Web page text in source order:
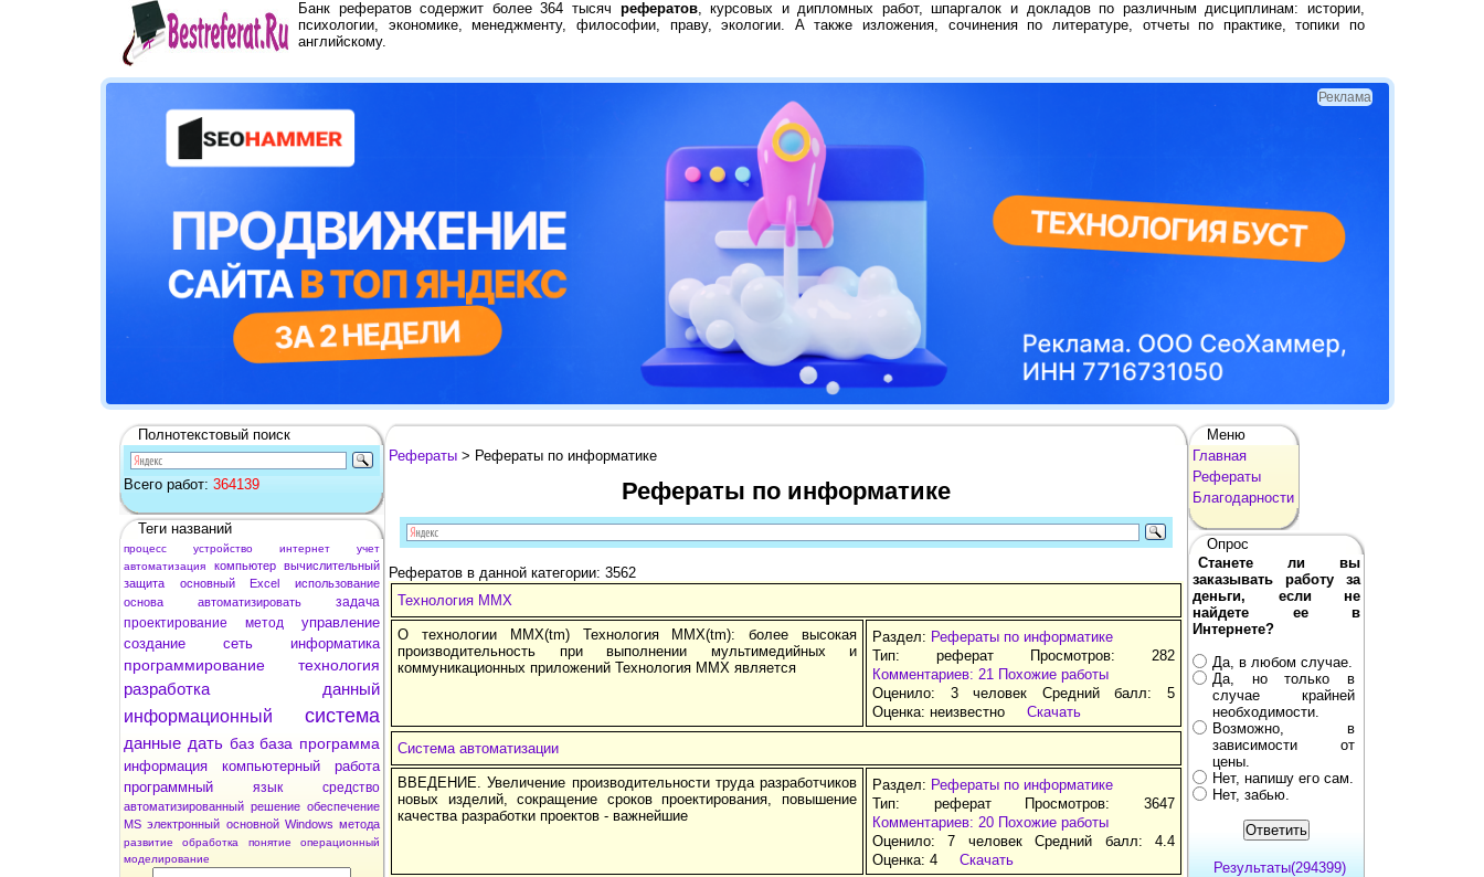
Банк рефератов содержит более 364 тысяч рефератов, курсовых и дипломных работ, шпаргалок и докладов по различным дисциплинам: истории,
психологии, экономике, менеджменту, философии, праву, экологии. А также изложения, сочинения по литературе, отчеты по практике, топики по
английскому.
Реклама
Полнотекстовый поиск
Всего работ: 364139
Теги названий
процесс устройство интернет
учет
автоматизация
компьютер
вычислительный
защита
основный Excel
использование
основа
автоматизировать
задача
проектирование
метод
управление
создание
сеть информатика
программирование технология
разработка
данный
информационный
система
данные дать баз база программа
информация компьютерный
работа
программный
язык средство
автоматизированный решение обеспечение
MS электронный основной Windows метода
развитие обработка понятие
операционный
моделирование
Рефераты > Рефераты по информатике
Рефераты по информатике
Рефератов в данной категории: 3562
Технология MMX
О технологии MMX(tm) Технология MMX(tm): более высокая
производительность при выполнении мультимедийных и
коммуникационных приложений Технология MMX является
Раздел: Рефераты по информатике
Тип: реферат Просмотров: 282
Комментариев: 21 Похожие работы
Оценило: 3 человек Средний балл: 5
Оценка: неизвестно Скачать
Система автоматизации
ВВЕДЕНИЕ. Увеличение производительности труда разработчиков
новых изделий, сокращение сроков проектирования, повышение
качества разработки проектов - важнейшие
Раздел: Рефераты по информатике
Тип: реферат Просмотров: 3647
Комментариев: 20 Похожие работы
Оценило: 7 человек Средний балл: 4.4
Оценка: 4 Скачать
Меню
Главная
Рефераты
Благодарности
Опрос
Станете ли вы
заказывать работу за
деньги, если не
найдете ее в
Интернете?
Да, в любом случае.
Да, но только в
случае крайней
необходимости.
Возможно, в
зависимости от
цены.
Нет, напишу его сам.
Нет, забью.
Результаты(294399)